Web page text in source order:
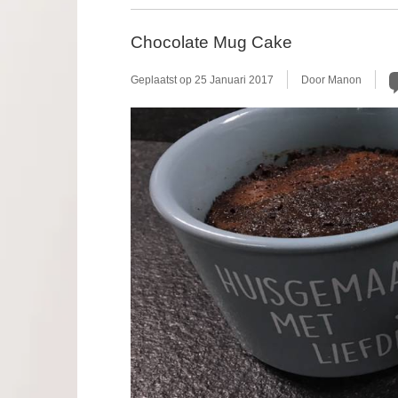
Chocolate Mug Cake
Geplaatst op 25 Januari 2017 Door Manon